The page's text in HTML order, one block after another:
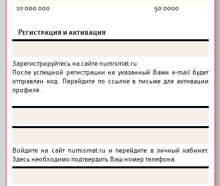
10 000 000
50 0000
Регистрация и активация
Зарегистрируйтесь на сайте numismat.ru
После успешной регистрации на указанный Вами e-mail будет
отправлен код. Перейдите по ссылке в письме для активации
профиля.
Войдите на сайт numismat.ru и перейдите в личный кабинет.
Здесь необходимо подтвердить Ваш номер телефона.